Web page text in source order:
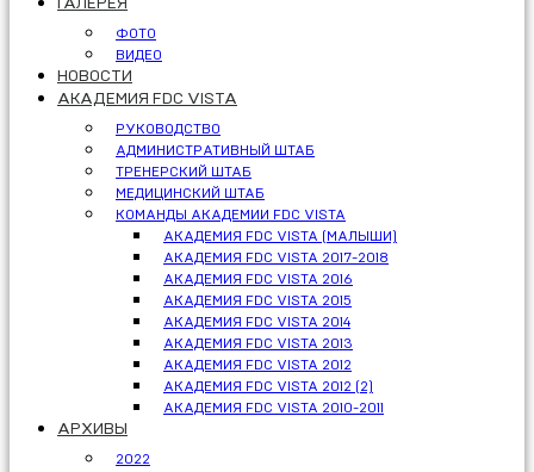
ГАЛЕРЕЯ
ФОТО
ВИДЕО
НОВОСТИ
АКАДЕМИЯ FDC VISTA
РУКОВОДСТВО
АДМИНИСТРАТИВНЫЙ ШТАБ
ТРЕНЕРСКИЙ ШТАБ
МЕДИЦИНСКИЙ ШТАБ
КОМАНДЫ АКАДЕМИИ FDC VISTA
АКАДЕМИЯ FDC VISTA (МАЛЫШИ)
АКАДЕМИЯ FDC VISTA 2017-2018
АКАДЕМИЯ FDC VISTA 2016
АКАДЕМИЯ FDC VISTA 2015
АКАДЕМИЯ FDC VISTA 2014
АКАДЕМИЯ FDC VISTA 2013
АКАДЕМИЯ FDC VISTA 2012
АКАДЕМИЯ FDC VISTA 2012 (2)
АКАДЕМИЯ FDC VISTA 2010-2011
АРХИВЫ
2022